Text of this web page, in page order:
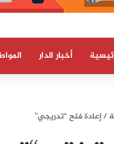
أخبار الدار
/إعادة فتح “تدريجي”